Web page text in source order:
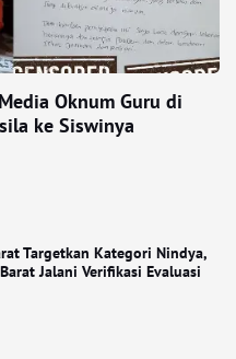
Targetkan Kategori Nindya,
Jalani Verifikasi Evaluasi
Oknum Guru di
ke Siswinya